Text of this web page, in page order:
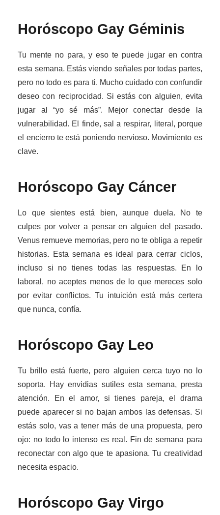
Horóscopo Gay Géminis
Tu mente no para, y eso te puede jugar en contra
esta semana. Estás viendo señales por todas partes,
pero no todo es para ti. Mucho cuidado con confundir
deseo con reciprocidad. Si estás con alguien, evita
jugar al “yo sé más”. Mejor conectar desde la
vulnerabilidad. El finde, sal a respirar, literal, porque
el encierro te está poniendo nervioso. Movimiento es
clave.
Horóscopo Gay Cáncer
Lo que sientes está bien, aunque duela. No te
culpes por volver a pensar en alguien del pasado.
Venus remueve memorias, pero no te obliga a repetir
historias. Esta semana es ideal para cerrar ciclos,
incluso si no tienes todas las respuestas. En lo
laboral, no aceptes menos de lo que mereces solo
por evitar conflictos. Tu intuición está más certera
que nunca, confía.
Horóscopo Gay Leo
Tu brillo está fuerte, pero alguien cerca tuyo no lo
soporta. Hay envidias sutiles esta semana, presta
atención. En el amor, si tienes pareja, el drama
puede aparecer si no bajan ambos las defensas. Si
estás solo, vas a tener más de una propuesta, pero
ojo: no todo lo intenso es real. Fin de semana para
reconectar con algo que te apasiona. Tu creatividad
necesita espacio.
Horóscopo GayVirgo